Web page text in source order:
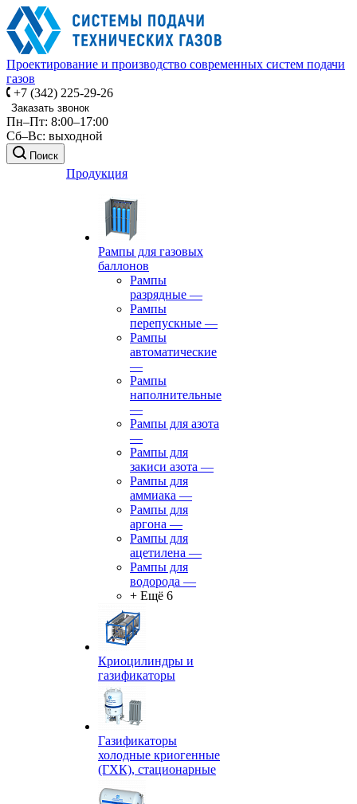
Проектирование и производство современных систем подачи
газов
+7 (342) 225-29-26
Заказать звонок
Пн–Пт: 8:00–17:00
Сб–Вс: выходной
Поиск
Продукция
Рампы для газовых
баллонов
Рампы
разрядные —
Рампы
перепускные —
Рампы
автоматические
—
Рампы
наполнительные
—
Рампы для азота
—
Рампы для
закиси азота —
Рампы для
аммиака —
Рампы для
аргона —
Рампы для
ацетилена —
Рампы для
водорода —
+ Ещё 6
Криоцилиндры и
газификаторы
Газификаторы
холодные криогенные
(ГХК), стационарные